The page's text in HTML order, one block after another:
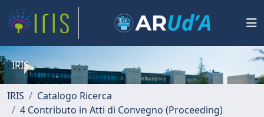
IRIS
IRIS
Catalogo Ricerca
4 Contributo in Atti di Convegno (Proceeding)